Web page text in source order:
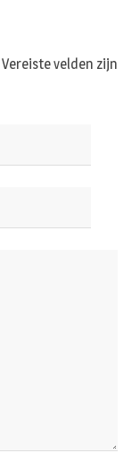
Vereiste velden zijn